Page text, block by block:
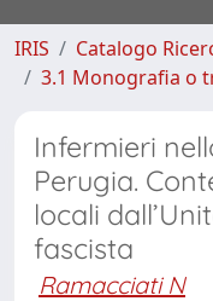
IRIS Catalogo
3.1 Monografia o
Infermieri
Perugia.
locali
fascista
Ramacciati N